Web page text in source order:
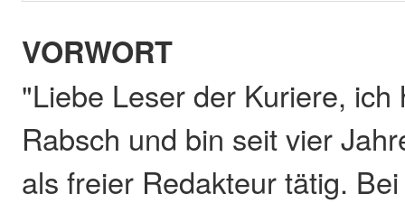
VORWORT
"Liebe Leser der Kuriere,
Rabsch und bin seit vier
als freier Redakteur tätig.